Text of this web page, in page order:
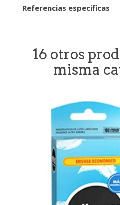
Referencias especificas
16 otros
misma